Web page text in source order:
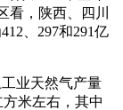
看，陕西、四川
、297和291亿
业天然气产量
米左右，其中